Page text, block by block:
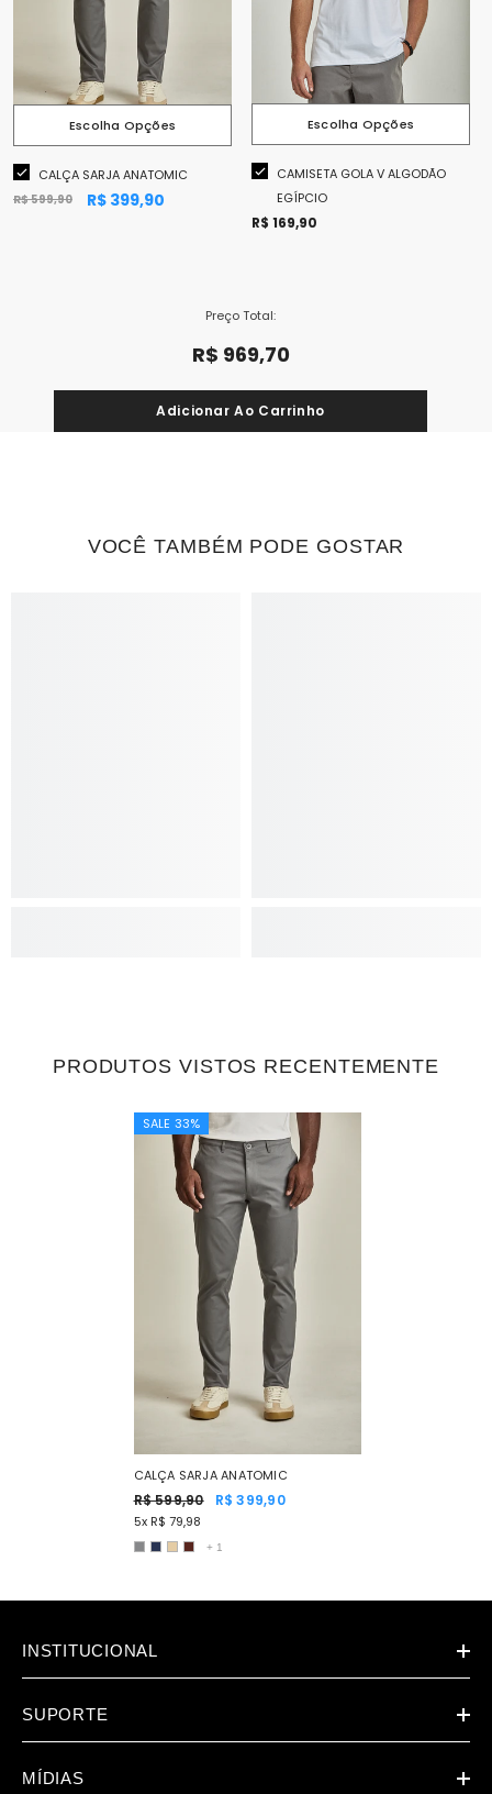
Escolha Opções
CALÇA SARJA ANATOMIC
R$ 599,90 R$ 399,90
Tamanho:38
38 40 42
Se apresse! restam apenas 3
Escolha Opções
CAMISETA GOLA V ALGODÃO
EGÍPCIO
R$ 169,90
Tamanho:
G
Se apresse! restam apenas 11
Preço Total:
R$ 969,70
VOCÊ TAMBÉM PODE GOSTAR
PRODUTOS VISTOS RECENTEMENTE
SALE 33%
CALÇA SARJA ANATOMIC
R$ 599,90 R$ 399,90
5x R$ 79,98
+ 1
INSTITUCIONAL
SUPORTE
MÍDIAS